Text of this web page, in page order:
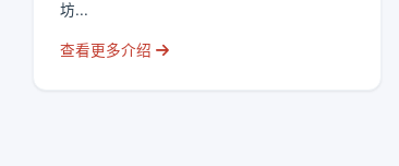
坊...
查看更多介绍